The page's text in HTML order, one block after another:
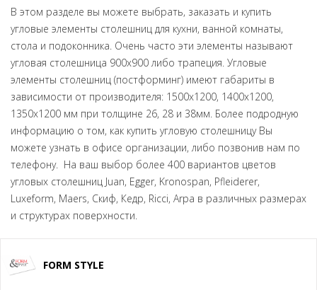
В этом разделе вы можете выбрать, заказать и купить
угловые элементы столешниц для кухни, ванной комнаты,
стола и подоконника. Очень часто эти элементы называют
угловая столешница 900х900 либо трапеция. Угловые
элементы столешниц (постформинг) имеют габариты в
зависимости от производителя: 1500х1200, 1400х1200,
1350х1200 мм при толщине 26, 28 и 38мм. Более подродную
информацию о том, как купить угловую столешницу Вы
можете узнать в офисе организации, либо позвонив нам по
телефону. На ваш выбор более 400 вариантов цветов
угловых столешниц Juan, Egger, Kronospan, Pfleiderer,
Luxeform, Maers, Скиф, Кедр, Ricci, Arpa в различных размерах
и структурах поверхности.
FORM STYLE